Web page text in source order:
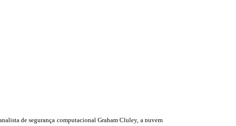
de segurança computacional Graham Cluley, a nuvem